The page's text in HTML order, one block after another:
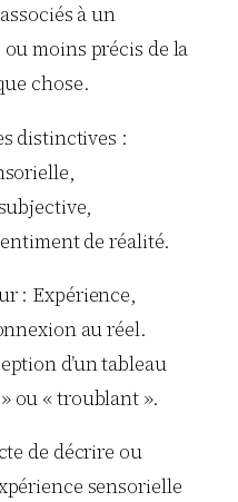
à un
moins précis de la
chose.
distinctives :
de réalité.
: Expérience,
au réel.
d’un tableau
ou « troublant ».
de décrire ou
sensorielle